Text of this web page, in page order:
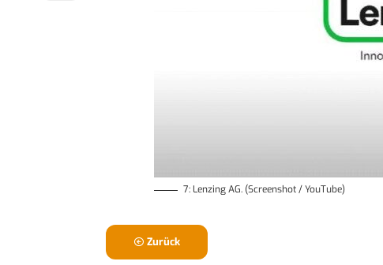
7: Lenzing AG. (Screenshot / YouTube)
Zurück